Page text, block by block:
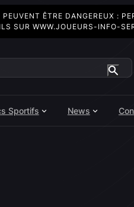
PEUVENT ÊTRE DANGEREUX :
SUR WWW.JOUEURS-INFO-
Sportifs News